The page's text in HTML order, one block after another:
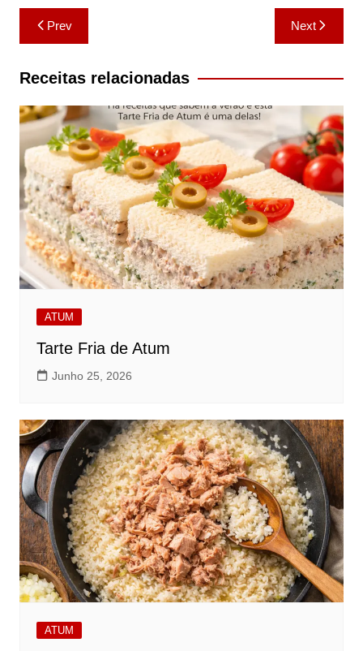
Navegação
de
artigos
Prev Next
Receitas relacionadas
ATUM
Tarte Fria de Atum
Junho 25, 2026
ATUM